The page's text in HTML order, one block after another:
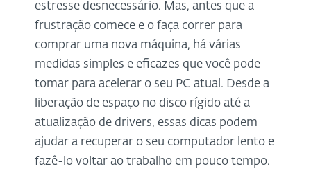
estresse desnecessário. Mas, antes que a
frustração comece e o faça correr para
comprar uma nova máquina, há várias
medidas simples e eficazes que você pode
tomar para acelerar o seu PC atual. Desde a
liberação de espaço no disco rígido até a
atualização de drivers, essas dicas podem
ajudar a recuperar o seu computador lento e
fazê-lo voltar ao trabalho em pouco tempo.